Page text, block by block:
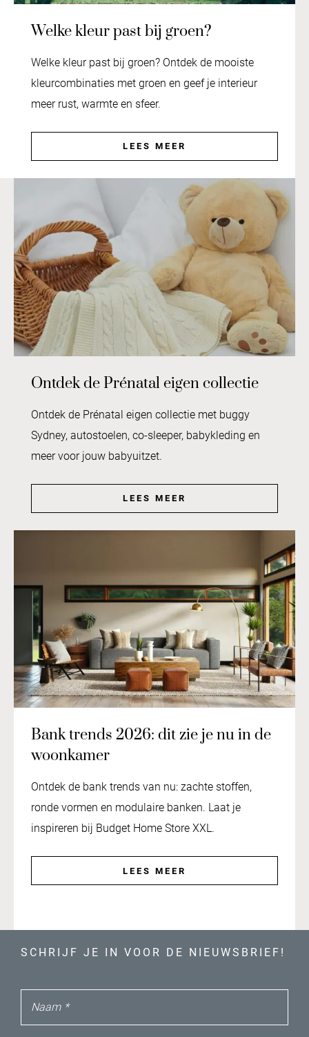
Welke kleur past bij groen?
Welke kleur past bij groen? Ontdek de mooiste
kleurcombinaties met groen en geef je interieur
meer rust, warmte en sfeer.
LEES MEER
Ontdek de Prénatal eigen collectie
Ontdek de Prénatal eigen collectie met buggy
Sydney, autostoelen, co-sleeper, babykleding en
meer voor jouw babyuitzet.
LEES MEER
Bank trends 2026: dit zie je nu in de
woonkamer
Ontdek de bank trends van nu: zachte stoffen,
ronde vormen en modulaire banken. Laat je
inspireren bij Budget Home Store XXL.
LEES MEER
SCHRIJF JE IN VOOR DE NIEUWSBRIEF!
Naam *